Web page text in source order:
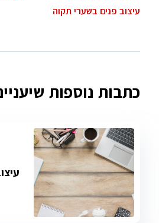
עיצוב פנים בשערי תקוה
כתבות נוספות